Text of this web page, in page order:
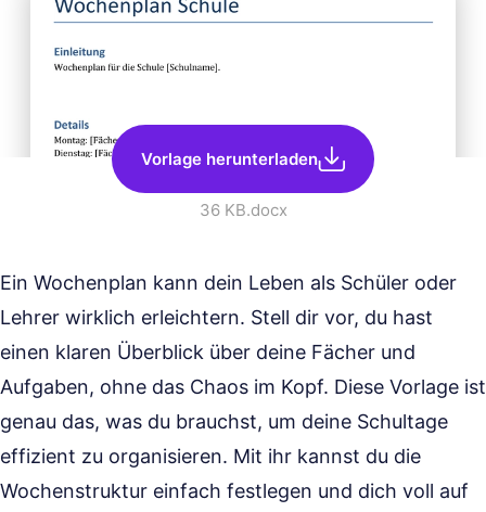
Vorlage herunterladen
36 KB.docx
Ein Wochenplan kann dein Leben als Schüler oder
Lehrer wirklich erleichtern. Stell dir vor, du hast
einen klaren Überblick über deine Fächer und
Aufgaben, ohne das Chaos im Kopf. Diese Vorlage ist
genau das, was du brauchst, um deine Schultage
effizient zu organisieren. Mit ihr kannst du die
Wochenstruktur einfach festlegen und dich voll auf